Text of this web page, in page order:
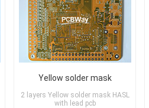
Yellow solder mask
2 layers Yellow solder mask HASL
with lead pcb